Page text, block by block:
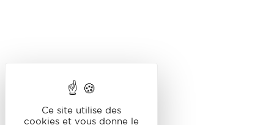
Ce site utilise des
cookies et vous donne le